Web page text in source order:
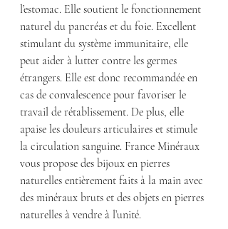
l’estomac. Elle soutient le fonctionnement
naturel du pancréas et du foie. Excellent
stimulant du système immunitaire, elle
peut aider à lutter contre les germes
étrangers. Elle est donc recommandée en
cas de convalescence pour favoriser le
travail de rétablissement. De plus, elle
apaise les douleurs articulaires et stimule
la circulation sanguine. France Minéraux
vous propose des bijoux en pierres
naturelles entièrement faits à la main avec
des minéraux bruts et des objets en pierres
naturelles à vendre à l’unité.